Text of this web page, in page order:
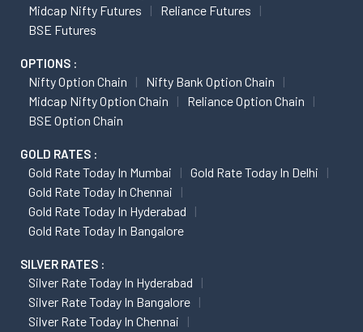
Midcap Nifty Futures
Reliance Futures
BSE Futures
OPTIONS :
Nifty Option Chain
Nifty Bank Option Chain
Midcap Nifty Option Chain
Reliance Option Chain
BSE Option Chain
GOLD RATES :
Gold Rate Today In Mumbai
Gold Rate Today In Delhi
Gold Rate Today In Chennai
Gold Rate Today In Hyderabad
Gold Rate Today In Bangalore
SILVER RATES :
Silver Rate Today In Hyderabad
Silver Rate Today In Bangalore
Silver Rate Today In Chennai